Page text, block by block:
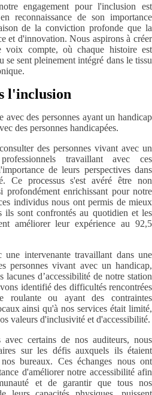
engagement pour l'inclusion est
reconnaissance de son importance
de la conviction profonde que la
et d'innovation. Nous aspirons à créer
voix compte, où chaque histoire est
sent pleinement intégré dans le tissu
l'inclusion
avec des personnes ayant un handicap
des personnes handicapées.
des personnes vivant avec un
travaillant avec ces
de leurs perspectives dans
Ce processus s'est avéré être non
profondément enrichissant pour notre
individus nous ont permis de mieux
ils sont confrontés au quotidien et les
améliorer leur expérience au 92,5
une intervenante travaillant dans une
personnes vivant avec un handicap,
lacunes d’accessibilité de notre station
identifié des difficultés rencontrées
roulante ou ayant des contraintes
ainsi qu'à nos services était limité,
valeurs d'inclusivité et d'accessibilité.
certains de nos auditeurs, nous
sur les défis auxquels ils étaient
bureaux. Ces échanges nous ont
d'améliorer notre accessibilité afin
et de garantir que tous nos